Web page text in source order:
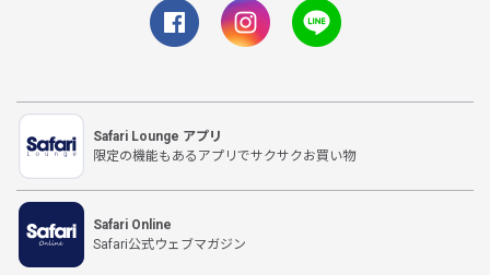
Safari Lounge アプリ
限定の機能もあるアプリでサクサクお買い物
Safari Online
Safari公式ウェブマガジン